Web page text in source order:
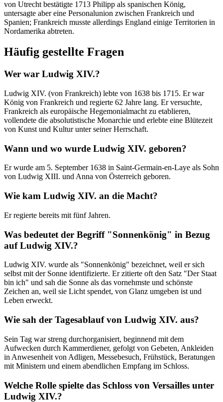
von Utrecht bestätigte 1713 Philipp als spanischen König,
untersagte aber eine Personalunion zwischen Frankreich und
Spanien; Frankreich musste allerdings England einige Territorien in
Nordamerika abtreten.
Häufig gestellte Fragen
Wer war Ludwig XIV.?
Ludwig XIV. (von Frankreich) lebte von 1638 bis 1715. Er war
König von Frankreich und regierte 62 Jahre lang. Er versuchte,
Frankreich als europäische Hegemonialmacht zu etablieren,
vollendete die absolutistische Monarchie und erlebte eine Blütezeit
von Kunst und Kultur unter seiner Herrschaft.
Wann und wo wurde Ludwig XIV. geboren?
Er wurde am 5. September 1638 in Saint-Germain-en-Laye als Sohn
von Ludwig XIII. und Anna von Österreich geboren.
Wie kam Ludwig XIV. an die Macht?
Er regierte bereits mit fünf Jahren.
Was bedeutet der Begriff "Sonnenkönig" in Bezug
auf Ludwig XIV.?
Ludwig XIV. wurde als "Sonnenkönig" bezeichnet, weil er sich
selbst mit der Sonne identifizierte. Er zitierte oft den Satz "Der Staat
bin ich" und sah die Sonne als das vornehmste und schönste
Zeichen an, weil sie Licht spendet, von Glanz umgeben ist und
Leben erweckt.
Wie sah der Tagesablauf von Ludwig XIV. aus?
Sein Tag war streng durchorganisiert, beginnend mit dem
Aufwecken durch Kammerdiener, gefolgt von Gebeten, Ankleiden
in Anwesenheit von Adligen, Messebesuch, Frühstück, Beratungen
mit Ministern und einem abendlichen Empfang im Schloss.
Welche Rolle spielte das Schloss von Versailles unter
Ludwig XIV.?